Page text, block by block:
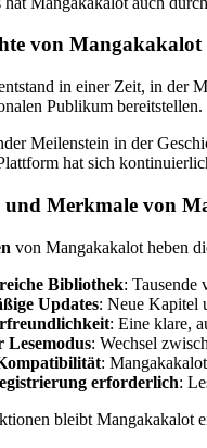
von Mangakakalot
in einer Zeit, in der
Publikum
Meilenstein in der
hat sich
Merkmale von
von Mangakakalot heben
Bibliothek: Tausende
Updates: Neue Kapitel
: Eine klare,
Lesemodus: Wechsel
:
erforderlich:
bleibt Mangakakalot